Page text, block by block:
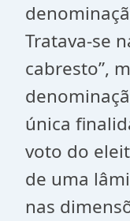
Tratava-se
cabresto”,
única
voto do
de uma
nas